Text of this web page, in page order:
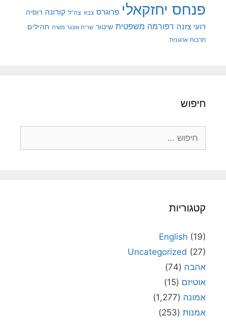
פנחס יחזקאלי פרוגרס צבא צה"ל קורונה רוסיה
רועי צזנה רפורמה משפטית שיטור שרית אונגר משיח תהילים
תרבות ארגונית
חיפוש
קטגוריות
English (19)
Uncategorized (27)
אהבה (74)
אוטיזם (15)
אמונה (1,277)
אמנות (253)